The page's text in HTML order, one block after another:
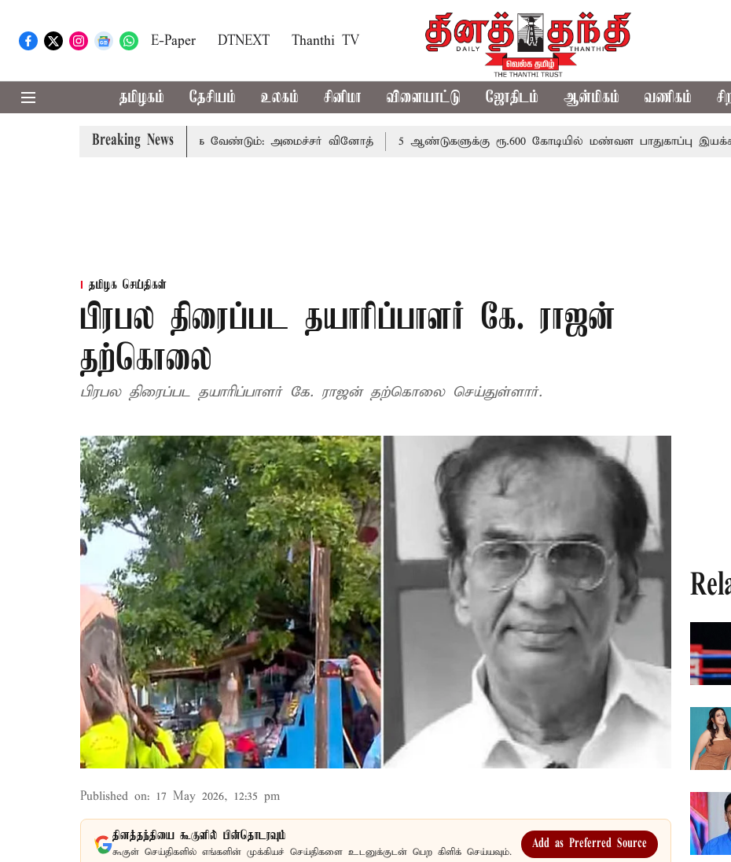
E-Paper DTNEXT Thanthi TV
தமிழகம் தேசியம் உலகம் சினிமா விளையாட்டு ஜோதிடம் ஆன்மிகம் வணிகம்
Breaking News
பயன்பாட்டை தவிர்க்க வேண்டும்: அமைச்சர் வினோத் 5 ஆண்டுகளுக்கு ரூ.600 கோடியில் மண்வள பாதுகாப்பு இயக்கம்
தமிழக செய்திகள்
பிரபல திரைப்பட தயாரிப்பாளர் கே. ராஜன்
தற்கொலை
பிரபல திரைப்பட தயாரிப்பாளர் கே. ராஜன் தற்கொலை செய்துள்ளார்.
Published on: 17 May 2026, 12:35 pm
தினத்தந்தியை கூகுளில் பின்தொடரவும்
கூகுள் செய்திகளில் எங்களின் முக்கியச் செய்திகளை உடனுக்குடன் பெற கிளிக் செய்யவும்.
Add as Preferred Source